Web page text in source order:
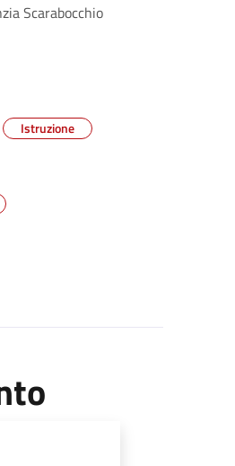
Scarabocchio
Istruzione